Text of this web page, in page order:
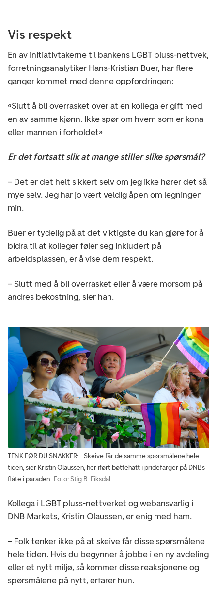
Vis respekt
En av initiativtakerne til bankens LGBT pluss-nettvek,
forretningsanalytiker Hans-Kristian Buer, har flere
ganger kommet med denne oppfordringen:
«Slutt å bli overrasket over at en kollega er gift med
en av samme kjønn. Ikke spør om hvem som er kona
eller mannen i forholdet»
Er det fortsatt slik at mange stiller slike spørsmål?
– Det er det helt sikkert selv om jeg ikke hører det så
mye selv. Jeg har jo vært veldig åpen om legningen
min.
Buer er tydelig på at det viktigste du kan gjøre for å
bidra til at kolleger føler seg inkludert på
arbeidsplassen, er å vise dem respekt.
– Slutt med å bli overrasket eller å være morsom på
andres bekostning, sier han.
TENK FØR DU SNAKKER: - Skeive får de samme spørsmålene hele
tiden, sier Kristin Olaussen, her iført bøttehatt i pridefarger på DNBs
flåte i paraden. Foto: Stig B. Fiksdal
Kollega i LGBT pluss-nettverket og webansvarlig i
DNB Markets, Kristin Olaussen, er enig med ham.
– Folk tenker ikke på at skeive får disse spørsmålene
hele tiden. Hvis du begynner å jobbe i en ny avdeling
eller et nytt miljø, så kommer disse reaksjonene og
spørsmålene på nytt, erfarer hun.